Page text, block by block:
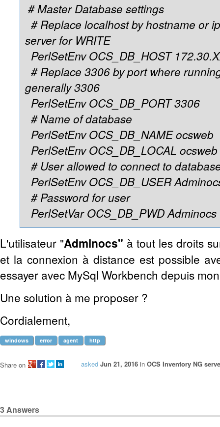
# Master Database settings
# Replace localhost by hostname or
server for WRITE
PerlSetEnv OCS_DB_HOST
# Replace 3306 by port where
generally 3306
PerlSetEnv OCS_DB_PORT 3306
# Name of database
PerlSetEnv OCS_DB_NAME ocsweb
PerlSetEnv OCS_DB_LOCAL ocsweb
# User allowed to connect to
PerlSetEnv OCS_DB_USER
# Password for user
PerlSetVar OCS_DB_PWD Adminocs
L'utilisateur "Adminocs" à tout les droits
et la connexion à distance est possible
essayer avec MySql Workbench depuis
Une solution à me proposer ?
Cordialement,
windows error agent http
asked Jun 21, 2016 in OCS Inventory NG
Share on
3Answers